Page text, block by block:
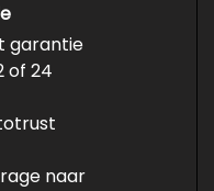
kogel
garantie
of 24
naar